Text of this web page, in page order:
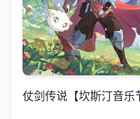
仗剑传说【坎斯汀音乐